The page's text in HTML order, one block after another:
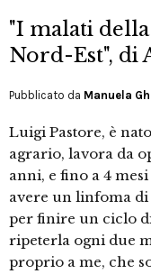
"I malati
Nord-Est", di
Pubblicato da Manuela
Luigi Pastore, è
agrario, lavora da
anni, e fino a 4
avere un linfoma
per finire un ciclo
ripeterla ogni due
proprio a me, che